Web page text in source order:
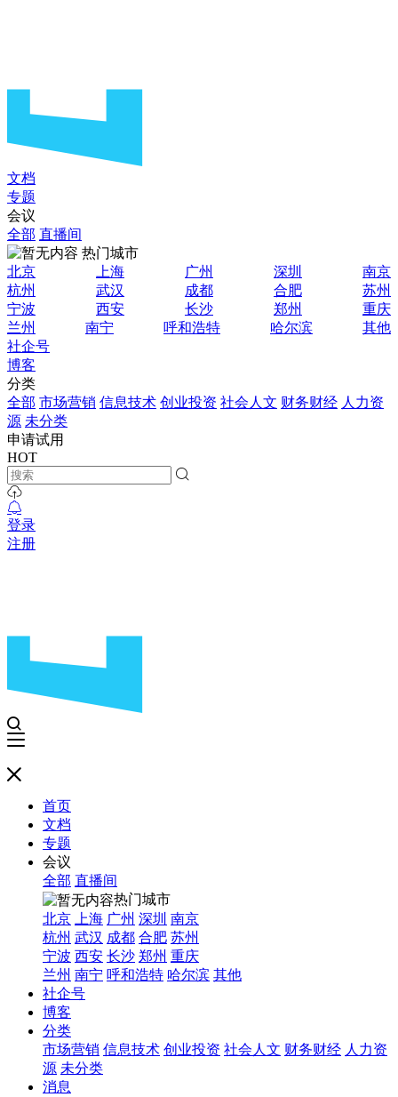
文档
专题
会议
全部 直播间
热门城市
北京
上海 广州 深圳
南京
杭州
武汉 成都 合肥
苏州
宁波
西安 长沙 郑州
重庆
兰州
南宁 呼和浩特 哈尔滨
其他
社企号
博客
分类
全部 市场营销 信息技术 创业投资 社会人文 财务财经 人力资
源 未分类
申请试用
HOT
登录
注册
首页
文档
专题
会议
全部 直播间
热门城市
北京
上海 广州 深圳 南京
杭州 武汉 成都 合肥 苏州
宁波 西安 长沙 郑州 重庆
兰州 南宁 呼和浩特 哈尔滨 其他
社企号
博客
分类
市场营销 信息技术 创业投资 社会人文 财务财经 人力资
源 未分类
消息